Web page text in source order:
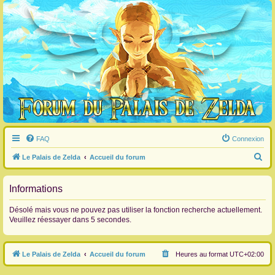
FAQ Connexion
Le Palais de Zelda Accueil du forum
e
h
c
Informations
Désolé mais vous ne pouvez pas utiliser la fonction recherche actuellement.
Veuillez réessayer dans 5 secondes.
Le Palais de Zelda Accueil du forum Heures au format UTC+02:00